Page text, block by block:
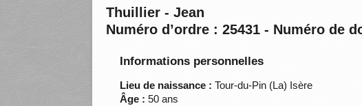
Thuillier - Jean
Numéro d’ordre : 25431 - Numéro de
Informations personnelles
Lieu de naissance : Tour-du-Pin (La) Isère
Âge : 50 ans